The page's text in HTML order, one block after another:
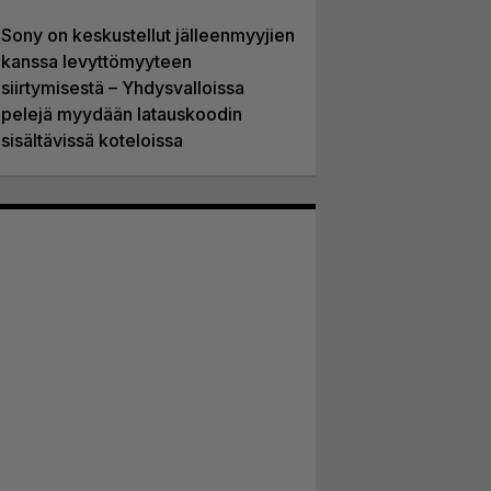
Sony on keskustellut jälleenmyyjien
kanssa levyttömyyteen
siirtymisestä – Yhdysvalloissa
pelejä myydään latauskoodin
sisältävissä koteloissa